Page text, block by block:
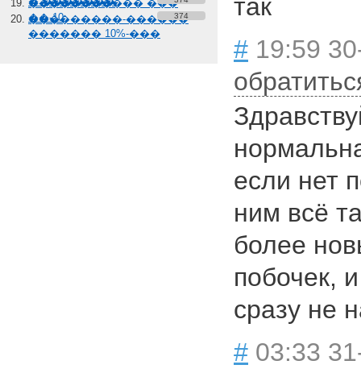
����������� ���
��-10
���������-������
������� 10%-���
374
так
# 19:59
если нет
ним всё
более
побочек,
сразу не
# 03:33